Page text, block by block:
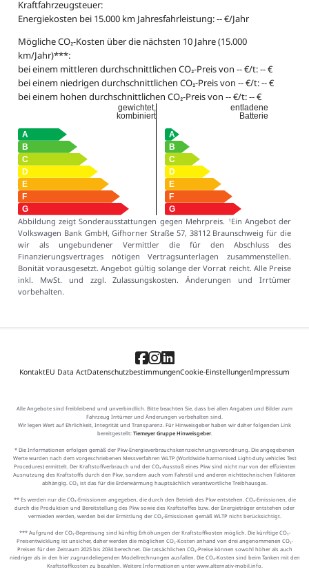
Kraftfahrzeugsteuer:
Energiekosten bei 15.000 km Jahresfahrleistung: -- €/Jahr
Mögliche CO₂-Kosten über die nächsten 10 Jahre (15.000
km/Jahr)***:
bei einem mittleren durchschnittlichen CO₂-Preis von -- €/t: -- €
bei einem niedrigen durchschnittlichen CO₂-Preis von -- €/t: -- €
bei einem hohen durchschnittlichen CO₂-Preis von -- €/t: -- €
gewichtet,
kombiniert
entladene
Batterie
Abbildung zeigt Sonderausstattungen gegen Mehrpreis. 1 Ein Angebot der
Volkswagen Bank GmbH, Gifhorner Straße 57, 38112 Braunschweig für die
wir als ungebundener Vermittler die für den Abschluss des
Finanzierungsvertrages nötigen Vertragsunterlagen zusammenstellen.
Bonität vorausgesetzt. Angebot gültig solange der Vorrat reicht. Alle Preise
inkl. MwSt. und zzgl. Zulassungskosten. Änderungen und Irrtümer
vorbehalten.
KontaktEU Data ActDatenschutzbestimmungenCookie-EinstellungenImpressum
Alle Angebote sind freibleibend und unverbindlich. Bitte beachten Sie, dass bei allen Angaben und Bilder zum
Fahrzeug Irrtümer und Änderungen vorbehalten sind.
Wir legen Wert auf Ehrlichkeit, Integrität und Transparenz. Für Hinweisgeber haben wir daher folgenden Link
bereitgestellt: Tiemeyer Gruppe Hinweisgeber.
* Die Informationen erfolgen gemäß der Pkw-Energieverbrauchskennzeichnungsverordnung. Die angegebenen
Werte wurden nach dem vorgeschriebenen Messverfahren WLTP (Worldwide harmonised Light-duty vehicles Test
Procedures) ermittelt. Der Kraftstoffverbrauch und der CO₂-Ausstoß eines Pkw sind nicht nur von der effizienten
Ausnutzung des Kraftstoffs durch den Pkw, sondern auch vom Fahrstil und anderen nichttechnischen Faktoren
abhängig. CO₂ ist das für die Erderwärmung hauptsächlich verantwortliche Treibhausgas.
** Es werden nur die CO₂-Emissionen angegeben, die durch den Betrieb des Pkw entstehen. CO₂-Emissionen, die
durch die Produktion und Bereitstellung des Pkw sowie des Kraftstoffes bzw. der Energieträger entstehen oder
vermieden werden, werden bei der Ermittlung der CO₂-Emissionen gemäß WLTP nicht berücksichtigt.
*** Aufgrund der CO₂-Bepreisung sind künftig Erhöhungen der Kraftstoffkosten möglich. Die künftige CO₂-
Preisentwicklung ist unsicher, daher werden die möglichen CO₂-Kosten anhand von drei angenommenen CO₂-
Preisen für den Zeitraum 2025 bis 2034 berechnet. Die tatsächlichen CO₂-Preise können sowohl höher als auch
niedriger als in den hier zugrundeliegenden Modellrechnungen ausfallen. Die CO₂-Kosten sind beim Tanken mit den
Kraftstoffkosten zu bezahlen. Weitere Informationen unter www.alternativ-mobil.info.